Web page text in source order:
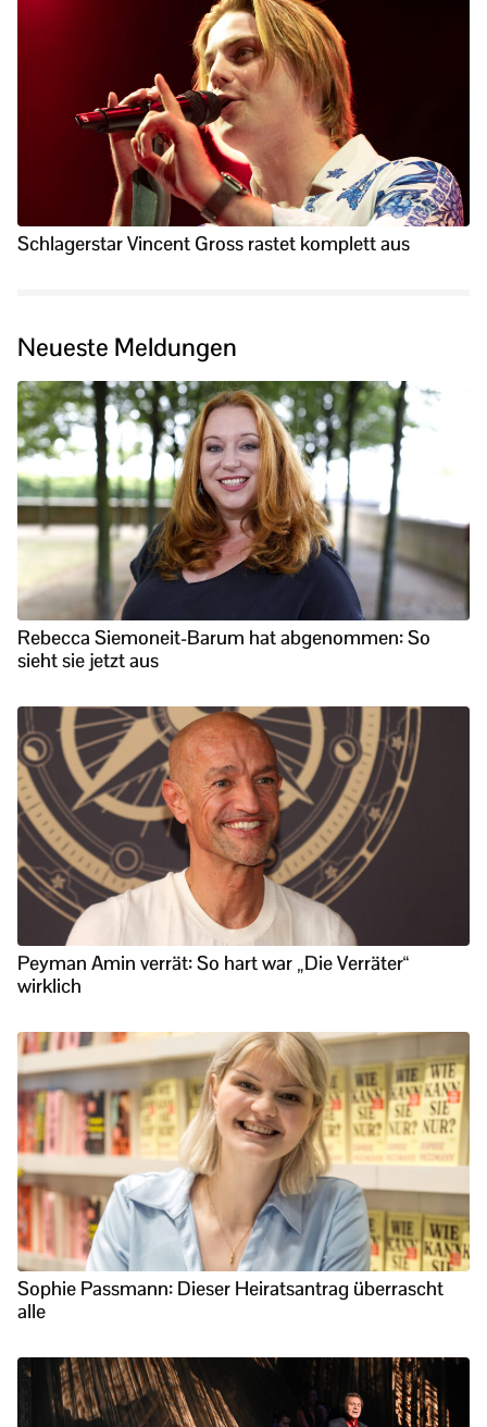
Schlagerstar Vincent Gross rastet komplett aus
Neueste Meldungen
Rebecca Siemoneit-Barum hat abgenommen: So
sieht sie jetzt aus
Peyman Amin verrät: So hart war „Die Verräter“
wirklich
Sophie Passmann: Dieser Heiratsantrag überrascht
alle